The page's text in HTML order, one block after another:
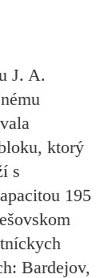
J. A.
ktorý
s
195
Bardejov,